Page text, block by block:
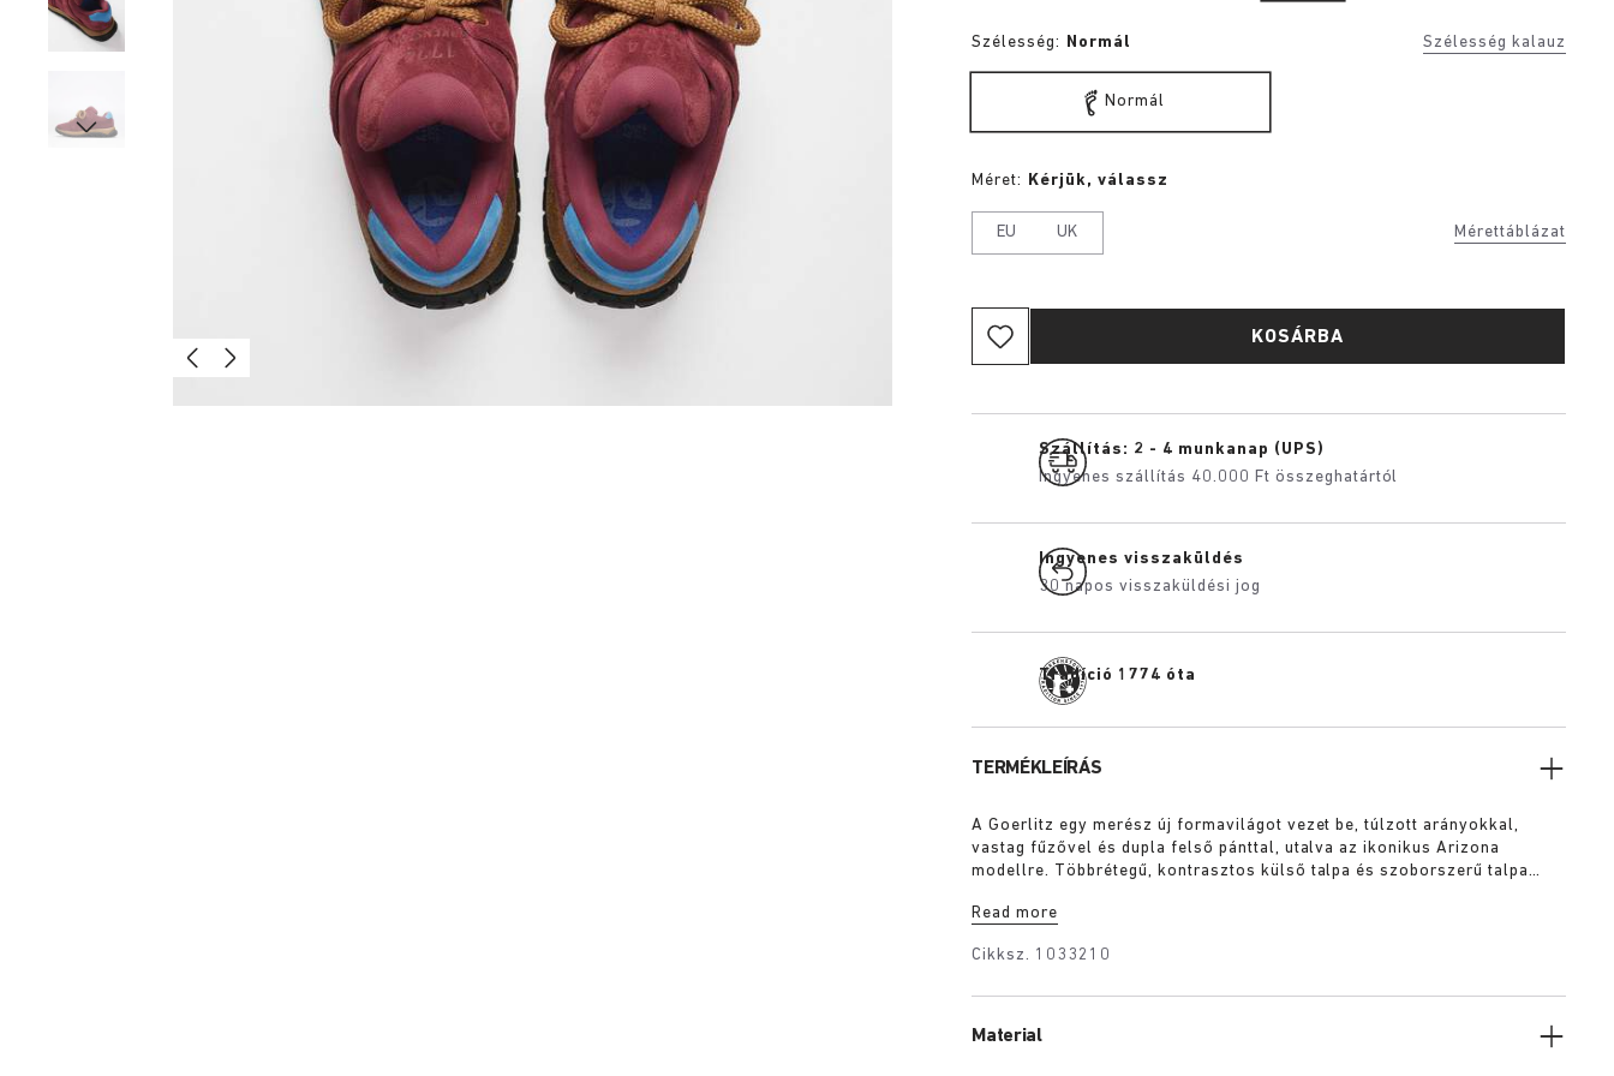
Szélesség: Normál Szélesség kalauz
Normál
Mérettáblázat
Méret: Kérjük, válassz
EU UK
KOSÁRBA
Szállítás: 2 - 4 munkanap (UPS)
Ingyenes szállítás 40.000 Ft összeghatártól
Ingyenes visszaküldés
30 napos visszaküldési jog
Tradíció 1774 óta
TERMÉKLEÍRÁS
A Goerlitz egy merész új formavilágot vezet be, túlzott arányokkal,
vastag fűzővel és dupla felső pánttal, utalva az ikonikus Arizona
modellre. Többrétegű, kontrasztos külső talpa és szoborszerű talpa
gazdag velúr mélységet, textúrát és modern kifinomultságot ad hozzá.
Read more
Cikksz. 1033210
Material